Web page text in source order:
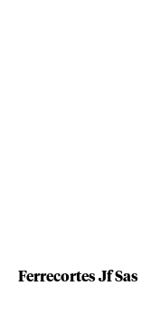
Ferrecortes Jf Sas